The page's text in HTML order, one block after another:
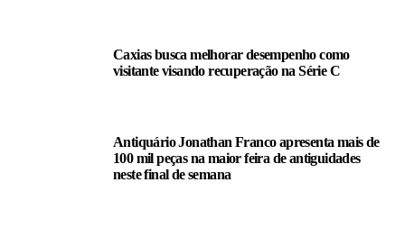
Caxias busca melhorar desempenho como
visitante visando recuperação na Série C
Antiquário Jonathan Franco apresenta mais de
100 mil peças na maior feira de antiguidades
neste final de semana